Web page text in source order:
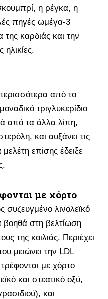
η ρέγκα, η
πηγές ωμέγα-3
καρδιάς και την
ηλικίες.
από το
τριγλυκερίδιο
από τα άλλα λίπη,
και αυξάνει τις
επίσης έδειξε
με χόρτο
συζευγμένο λινολεϊκό
στη βελτίωση
της κοιλιάς. Περιέχει
μειώνει την LDL
με χόρτο
και στεατικό οξύ,
και